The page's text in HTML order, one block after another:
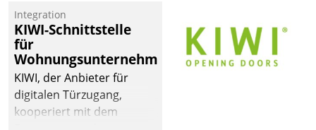
und Beschwerde-Management einen eigenen Kanal
ein.
Integration
KIWI-Schnittstelle
für
Wohnungsunternehmen
KIWI, der Anbieter für
digitalen Türzugang,
kooperiert mit dem